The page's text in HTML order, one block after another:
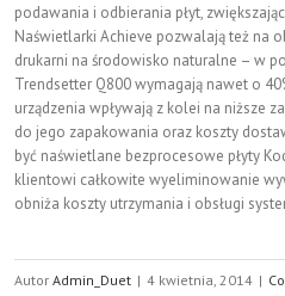
podawania i odbierania płyt,
Naświetlarki Achieve pozwalają też na
drukarni na środowisko naturalne – w
Trendsetter Q800 wymagają nawet o
urządzenia wpływają z kolei na niższe
do jego zapakowania oraz koszty
być naświetlane bezprocesowe płyty
klientowi całkowite wyeliminowanie
obniża koszty utrzymania i obsługi
Autor Admin_Duet | 4 kwietnia, 2014 |